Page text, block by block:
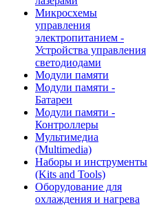
Микросхемы
управления
электропитанием -
Устройства управления
светодиодами
Модули памяти
Модули памяти -
Батареи
Модули памяти -
Контроллеры
Мультимедиа
(Multimedia)
Наборы и инструменты
(Kits and Tools)
Оборудование для
охлаждения и нагрева